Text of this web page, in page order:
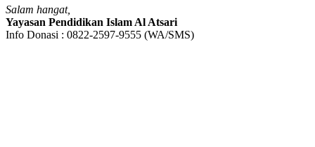
Salam hangat,
Yayasan Pendidikan Islam Al Atsari
Info Donasi : 0822-2597-9555 (WA/SMS)